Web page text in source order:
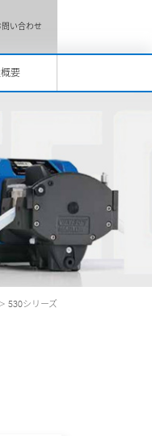
問い合わせ
要
> 530シリーズ